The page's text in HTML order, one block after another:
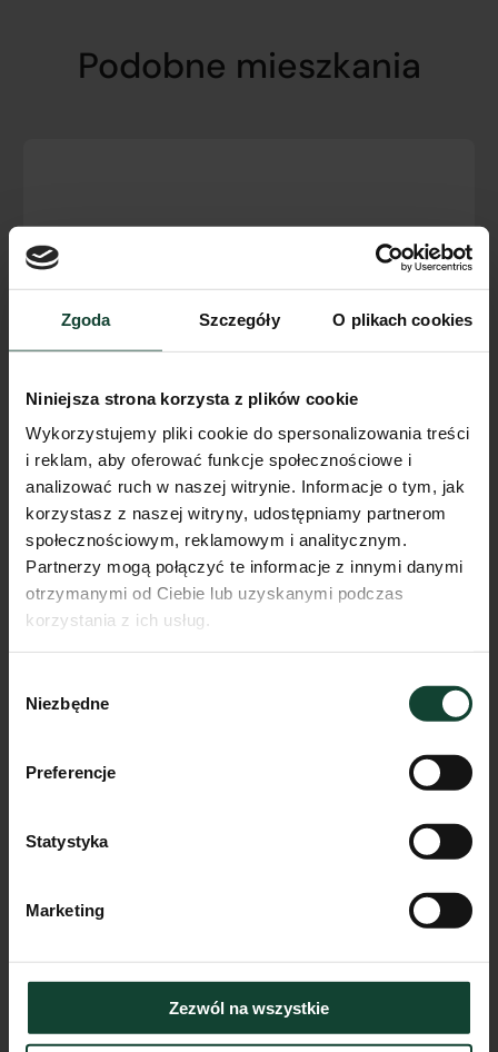
Zgoda Szczegóły O plikach cookies
Niniejsza strona korzysta z plików cookie
Wykorzystujemy pliki cookie do spersonalizowania treści
i reklam, aby oferować funkcje społecznościowe i
analizować ruch w naszej witrynie. Informacje o tym, jak
korzystasz z naszej witryny, udostępniamy partnerom
społecznościowym, reklamowym i analitycznym.
Partnerzy mogą połączyć te informacje z innymi danymi
otrzymanymi od Ciebie lub uzyskanymi podczas
korzystania z ich usług.
zgody
Niezbędne
Preferencje
Statystyka
Marketing
Zezwól na wszystkie
Podobne mieszkania
Mieszkanie F.A.22
Pokoje
Przejdź do karty mieszkania